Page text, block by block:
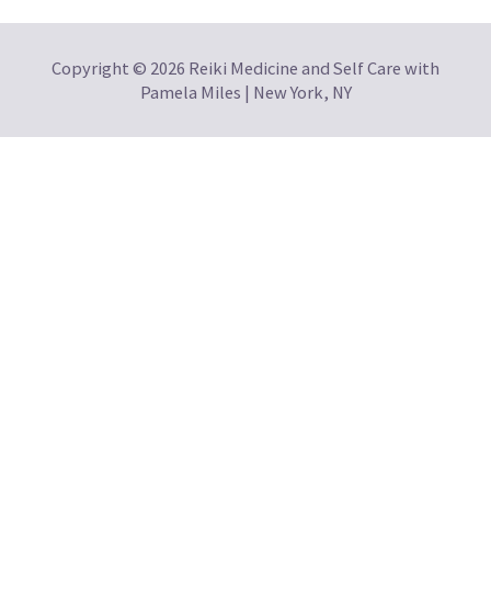
Copyright © 2026 Reiki Medicine and Self Care with
Pamela Miles | New York, NY